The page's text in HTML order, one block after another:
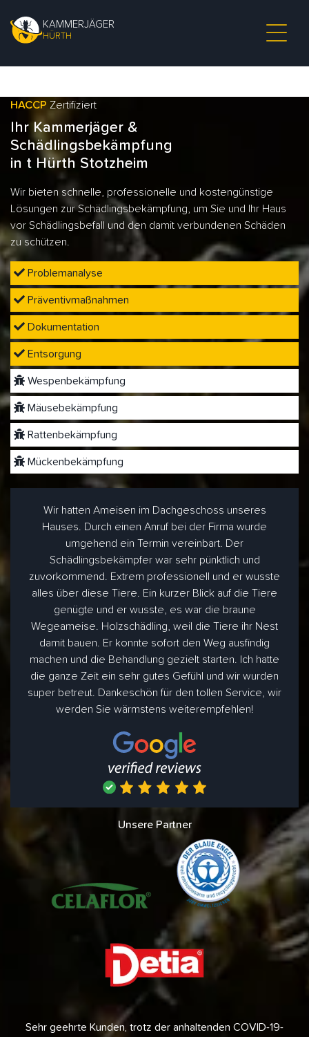
KAMMERJÄGER
HÜRTH
HACCP Zertifiziert
Ihr Kammerjäger &
Schädlingsbekämpfung
in t Hürth Stotzheim
Wir bieten schnelle, professionelle und kostengünstige
Lösungen zur Schädlingsbekämpfung, um Sie und Ihr Haus
vor Schädlingsbefall und den damit verbundenen Schäden
zu schützen.
Problemanalyse
Präventivmaßnahmen
Dokumentation
Entsorgung
Wespenbekämpfung
Mäusebekämpfung
Rattenbekämpfung
Mückenbekämpfung
Wir hatten Ameisen im Dachgeschoss unseres
Hauses. Durch einen Anruf bei der Firma wurde
umgehend ein Termin vereinbart. Der
Schädlingsbekämpfer war sehr pünktlich und
zuvorkommend. Extrem professionell und er wusste
alles über diese Tiere. Ein kurzer Blick auf die Tiere
genügte und er wusste, es war die braune
Wegeameise. Holzschädling, weil die Tiere ihr Nest
damit bauen. Er konnte sofort den Weg ausfindig
machen und die Behandlung gezielt starten. Ich hatte
die ganze Zeit ein sehr gutes Gefühl und wir wurden
super betreut. Dankeschön für den tollen Service, wir
werden Sie wärmstens weiterempfehlen!
Unsere Partner
Sehr geehrte Kunden, trotz der anhaltenden COVID-19-